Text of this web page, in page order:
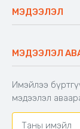
Блог
Сүүдрэвч
Аяны ширээ
Аяны түшлэгтэй
МЭДЭЭЛЭЛ
Буцаалтын
Захиалга
Хамтран ажиллах
Холбоо барих
МЭДЭЭЛЭЛ
Имэйлээ
мэдээлэл